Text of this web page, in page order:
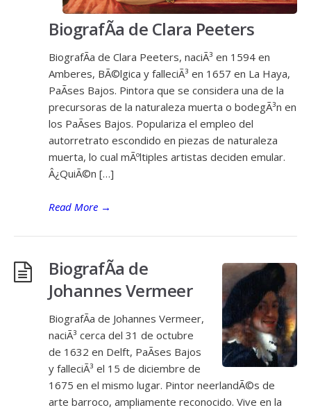
BiografÃ­a de Clara Peeters
BiografÃ­a de Clara Peeters, naciÃ³ en 1594 en
Amberes, BÃ©lgica y falleciÃ³ en 1657 en La Haya,
PaÃ­ses Bajos. Pintora que se considera una de la
precursoras de la naturaleza muerta o bodegÃ³n en
los PaÃ­ses Bajos. Populariza el empleo del
autorretrato escondido en piezas de naturaleza
muerta, lo cual mÃºltiples artistas deciden emular.
Â¿QuiÃ©n […]
Read More →
BiografÃ­a de
Johannes Vermeer
BiografÃ­a de Johannes Vermeer,
naciÃ³ cerca del 31 de octubre
de 1632 en Delft, PaÃ­ses Bajos
y falleciÃ³ el 15 de diciembre de
1675 en el mismo lugar. Pintor neerlandÃ©s de
arte barroco, ampliamente reconocido. Vive en la